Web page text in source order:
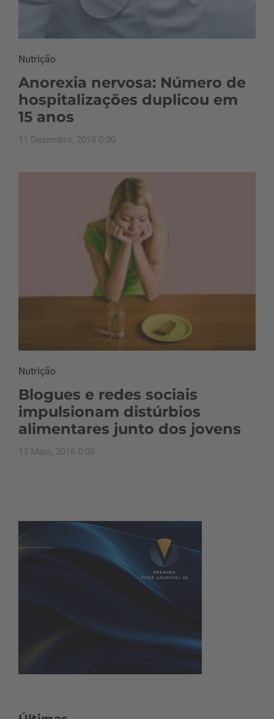
Nutrição
Anorexia nervosa: Número de
hospitalizações duplicou em
15 anos
11 Dezembro, 2018 0:00
Nutrição
Blogues e redes sociais
impulsionam distúrbios
alimentares junto dos jovens
13 Maio, 2016 0:00